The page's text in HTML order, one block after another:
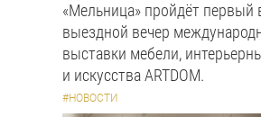
«Мельница» пройдёт первый
выездной вечер
выставки мебели,
и искусства ARTDOM.
#НОВОСТИ